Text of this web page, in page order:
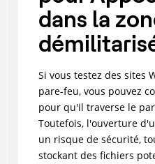
dans la
Si vous testez des sites
pare-feu, vous pouvez
pour qu'il traverse le
Toutefois, l'ouverture
un risque de sécurité,
stockant des fichiers